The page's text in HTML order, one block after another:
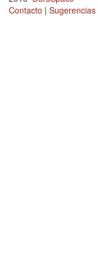
Contacto | Sugerencias